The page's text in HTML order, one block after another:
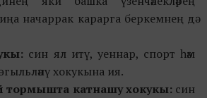
начаррак карарга беркемнең дә
син ял итү, уеннар, спорт һәм
хокукына ия.
катнашу хокукы: син